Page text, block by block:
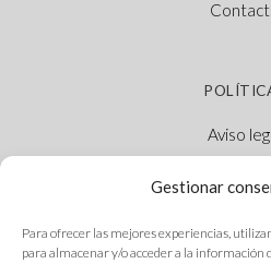
Gestionar
Para ofrecer las mejores experiencias,
para almacenar y/o acceder a la información
Aviso
Canal